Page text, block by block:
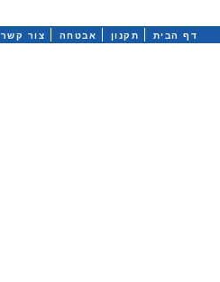
דף הבית תקנון אבטחה צור קשר